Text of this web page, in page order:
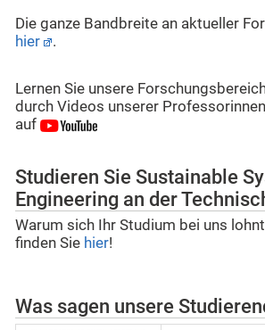
Die ganze Bandbreite an aktueller
hier
.
Lernen Sie unsere
durch Videos unserer
auf
Studieren Sie Sustainable
Engineering an der
Warum sich Ihr Studium bei uns
finden Sie hier!
Was sagen unsere